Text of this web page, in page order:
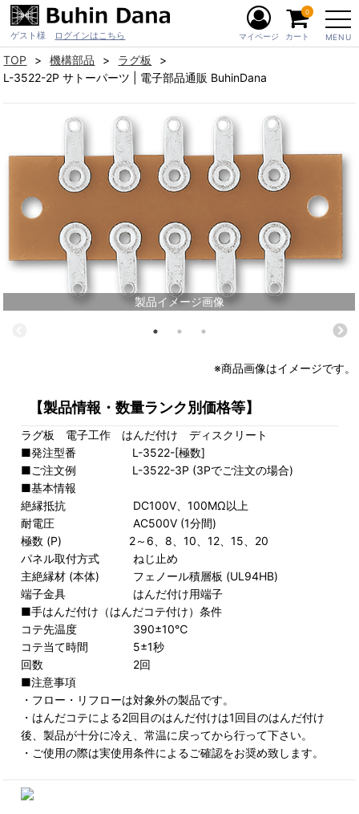
ゲスト様 ログインはこちら MENU
マイページ カート
0
TOP 機構部品
ラグ板
L-3522-2P サトーパーツ | 電子部品通販 BuhinDana
製品イメージ画像
※商品画像はイメージです。
【製品情報・数量ランク別価格等】
ラグ板 電子工作 はんだ付け ディスクリート
■発注型番 L-3522-[極数]
■ご注文例 L-3522-3P (3Pでご注文の場合)
■基本情報
絶縁抵抗 DC100V、100MΩ以上
耐電圧 AC500V (1分間)
極数 (P) 2～6、8、10、12、15、20
パネル取付方式 ねじ止め
主絶縁材 (本体) フェノール積層板 (UL94HB)
端子金具 はんだ付け用端子
■手はんだ付け（はんだコテ付け）条件
コテ先温度 390±10℃
コテ当て時間 5±1秒
回数 2回
■注意事項
・フロー・リフローは対象外の製品です。
・はんだコテによる2回目のはんだ付けは1回目のはんだ付け
後、製品が十分に冷え、常温に戻ってから行って下さい。
・ご使用の際は実使用条件によるご確認をお奨め致します。